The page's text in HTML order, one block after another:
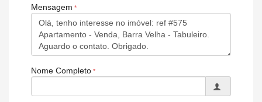
Estar social
Guarita de segurança
Bicicletário
Mensagem
Nome Completo